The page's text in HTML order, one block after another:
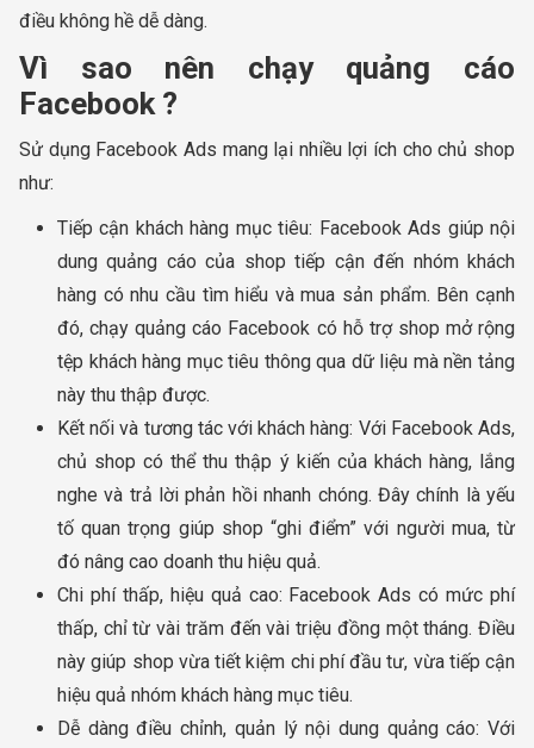
điều không hề dễ dàng.
Vì sao nên chạy quảng cáo
Facebook ?
Sử dụng Facebook Ads mang lại nhiều lợi ích cho chủ shop
như:
Tiếp cận khách hàng mục tiêu: Facebook Ads giúp nội
dung quảng cáo của shop tiếp cận đến nhóm khách
hàng có nhu cầu tìm hiểu và mua sản phẩm. Bên cạnh
đó, chạy quảng cáo Facebook có hỗ trợ shop mở rộng
tệp khách hàng mục tiêu thông qua dữ liệu mà nền tảng
này thu thập được.
Kết nối và tương tác với khách hàng: Với Facebook Ads,
chủ shop có thể thu thập ý kiến của khách hàng, lắng
nghe và trả lời phản hồi nhanh chóng. Đây chính là yếu
tố quan trọng giúp shop “ghi điểm” với người mua, từ
đó nâng cao doanh thu hiệu quả.
Chi phí thấp, hiệu quả cao: Facebook Ads có mức phí
thấp, chỉ từ vài trăm đến vài triệu đồng một tháng. Điều
này giúp shop vừa tiết kiệm chi phí đầu tư, vừa tiếp cận
hiệu quả nhóm khách hàng mục tiêu.
Dễ dàng điều chỉnh, quản lý nội dung quảng cáo: Với